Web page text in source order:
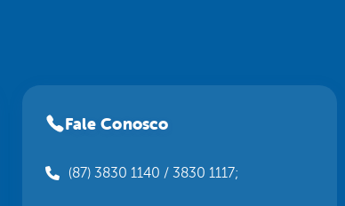
Fale Conosco
(87) 3830 1140 / 3830 1117;